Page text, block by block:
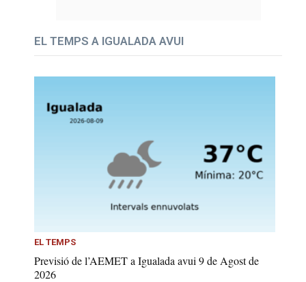
EL TEMPS A IGUALADA AVUI
EL TEMPS
Previsió de l’AEMET a Igualada avui 9 de Agost de
2026